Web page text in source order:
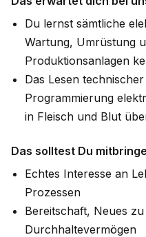
Du lernst sämtliche
Wartung, Umrüstung
Produktionsanlagen
Das Lesen
Programmierung
in Fleisch und Blut
Das solltest Du
Echtes Interesse an
Prozessen
Bereitschaft, Neues
Durchhaltevermögen